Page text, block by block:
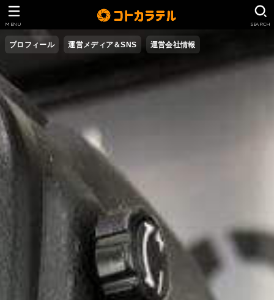
プロフィール 運営メディア＆SNS 運営会社情報
SEARCH
MENU